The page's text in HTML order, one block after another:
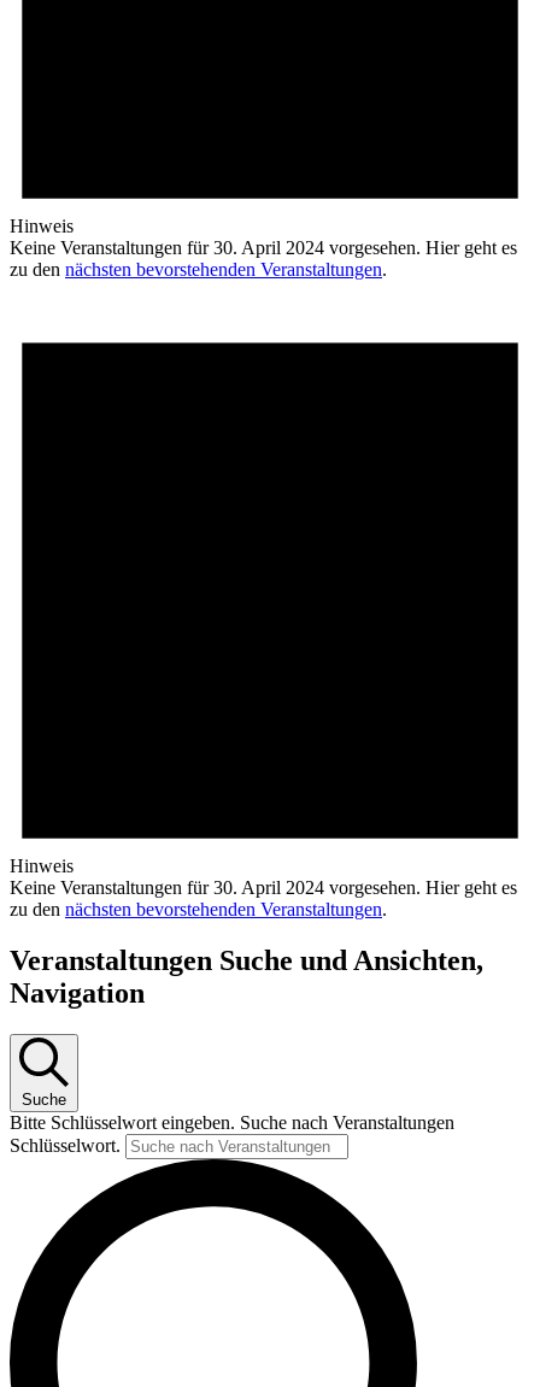
Hinweis
Keine Veranstaltungen für 30. April 2024 vorgesehen. Hier geht es
zu den nächsten bevorstehenden Veranstaltungen.
Hinweis
Keine Veranstaltungen für 30. April 2024 vorgesehen. Hier geht es
zu den nächsten bevorstehenden Veranstaltungen.
Veranstaltungen Suche und Ansichten,
Navigation
Suche
Bitte Schlüsselwort eingeben. Suche nach Veranstaltungen
Schlüsselwort.